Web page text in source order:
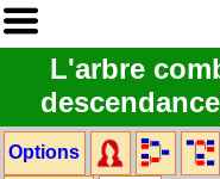
L'arbre
Options